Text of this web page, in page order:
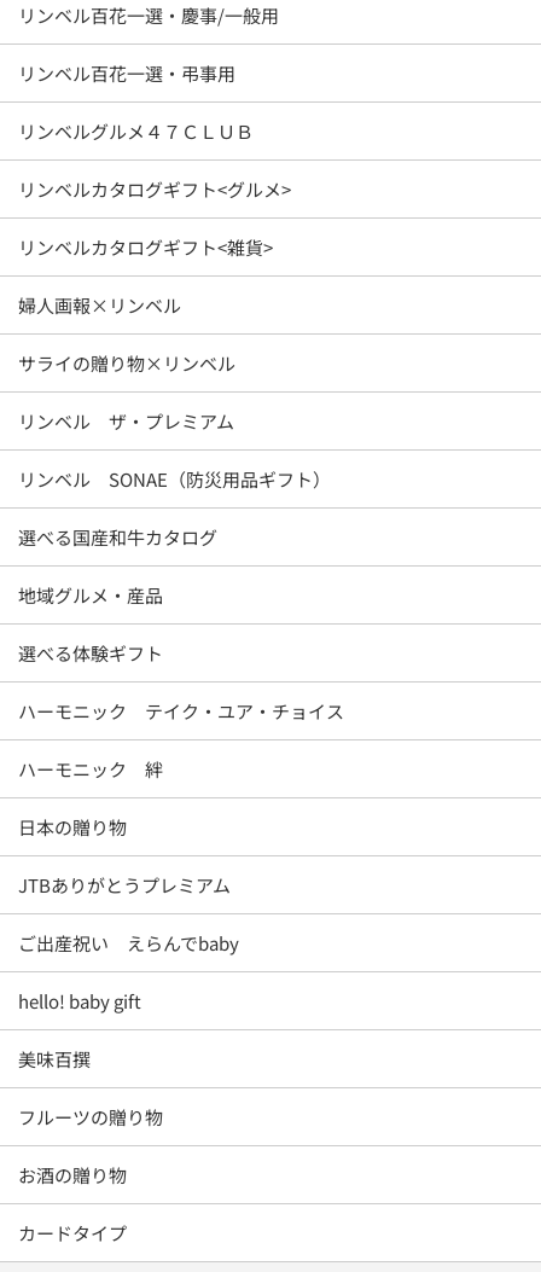
リンベル百花一選・慶事/一般用
リンベル百花一選・弔事用
リンベルグルメ４７ＣＬＵＢ
リンベルカタログギフト<グルメ>
リンベルカタログギフト<雑貨>
婦人画報×リンベル
サライの贈り物×リンベル
リンベル ザ・プレミアム
リンベル SONAE（防災用品ギフト）
選べる国産和牛カタログ
地域グルメ・産品
選べる体験ギフト
ハーモニック テイク・ユア・チョイス
ハーモニック 絆
日本の贈り物
JTBありがとうプレミアム
ご出産祝い えらんでbaby
hello! baby gift
美味百撰
フルーツの贈り物
お酒の贈り物
カードタイプ